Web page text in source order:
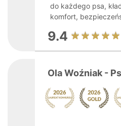
do każdego psa,
komfort,
9.4
Ola Woźniak -